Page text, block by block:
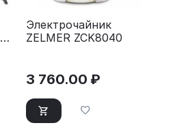
Электрочайник
ZELMER ZCK8040
3 760.00 ₽